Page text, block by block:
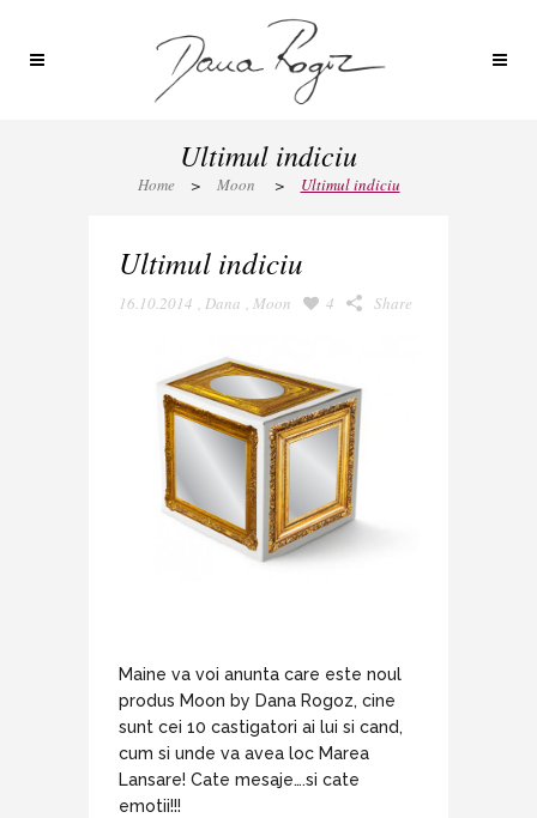
Ultimul indiciu
Home > Moon > Ultimul indiciu
Ultimul indiciu
16.10.2014 , Dana , Moon 4 Share
Maine va voi anunta care este noul
produs Moon by Dana Rogoz, cine
sunt cei 10 castigatori ai lui si cand,
cum si unde va avea loc Marea
Lansare! Cate mesaje….si cate
emotii!!!